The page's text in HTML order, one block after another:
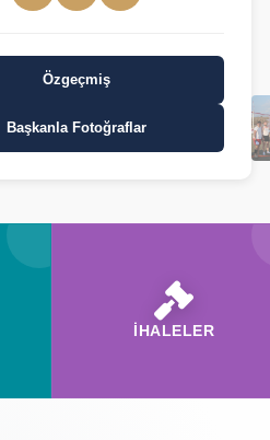
Özgeçmiş
Başkanla Fotoğraflar
İHALELER